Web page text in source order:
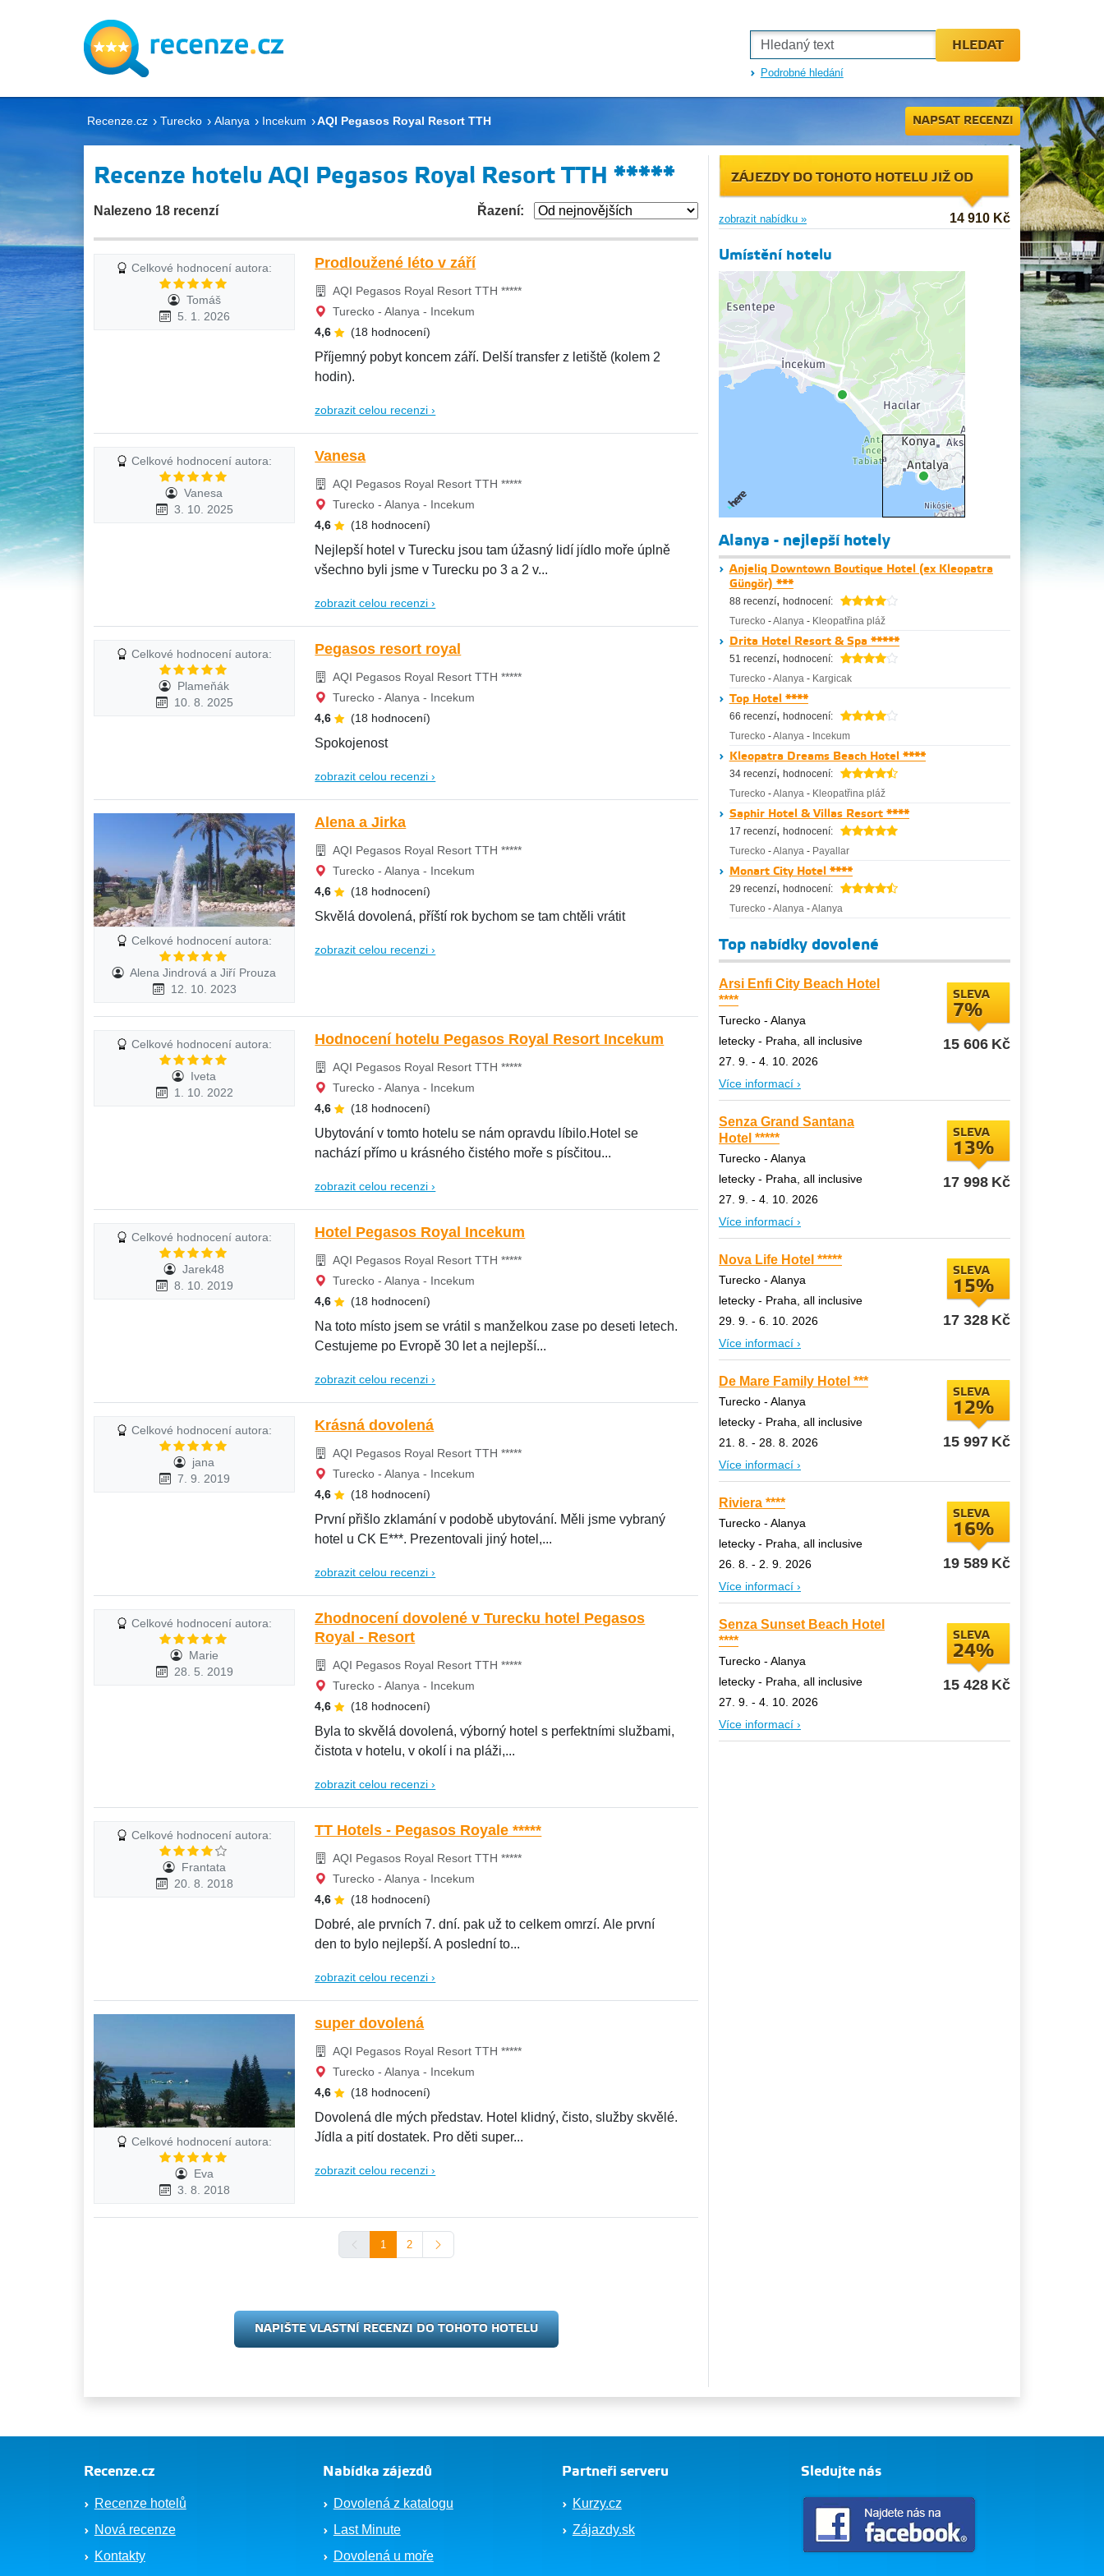
HLEDAT
Podrobné hledání
Recenze.cz Turecko Alanya Incekum AQI Pegasos Royal Resort TTH NAPSAT RECENZI
Recenze hotelu AQI Pegasos Royal Resort TTH *****
Nalezeno 18 recenzí Řazení:
Celkové hodnocení autora:
Tomáš
5. 1. 2026
Prodloužené léto v září
AQI Pegasos Royal Resort TTH *****
Turecko - Alanya - Incekum
4,6
(18 hodnocení)
Příjemný pobyt koncem září. Delší transfer z letiště (kolem 2
hodin).
zobrazit celou recenzi ›
Celkové hodnocení autora:
Vanesa
3. 10. 2025
Vanesa
AQI Pegasos Royal Resort TTH *****
Turecko - Alanya - Incekum
4,6
(18 hodnocení)
Nejlepší hotel v Turecku jsou tam úžasný lidí jídlo moře úplně
všechno byli jsme v Turecku po 3 a 2 v...
zobrazit celou recenzi ›
Celkové hodnocení autora:
Plameňák
10. 8. 2025
Pegasos resort royal
AQI Pegasos Royal Resort TTH *****
Turecko - Alanya - Incekum
4,6
(18 hodnocení)
Spokojenost
zobrazit celou recenzi ›
Celkové hodnocení autora:
Alena Jindrová a Jiří Prouza
12. 10. 2023
Alena a Jirka
AQI Pegasos Royal Resort TTH *****
Turecko - Alanya - Incekum
4,6
(18 hodnocení)
Skvělá dovolená, příští rok bychom se tam chtěli vrátit
zobrazit celou recenzi ›
Celkové hodnocení autora:
Iveta
1. 10. 2022
Hodnocení hotelu Pegasos Royal Resort Incekum
AQI Pegasos Royal Resort TTH *****
Turecko - Alanya - Incekum
4,6
(18 hodnocení)
Ubytování v tomto hotelu se nám opravdu líbilo.Hotel se
nachází přímo u krásného čistého moře s písčitou...
zobrazit celou recenzi ›
Celkové hodnocení autora:
Jarek48
8. 10. 2019
Hotel Pegasos Royal Incekum
AQI Pegasos Royal Resort TTH *****
Turecko - Alanya - Incekum
4,6
(18 hodnocení)
Na toto místo jsem se vrátil s manželkou zase po deseti letech.
Cestujeme po Evropě 30 let a nejlepší...
zobrazit celou recenzi ›
Celkové hodnocení autora:
jana
7. 9. 2019
Krásná dovolená
AQI Pegasos Royal Resort TTH *****
Turecko - Alanya - Incekum
4,6
(18 hodnocení)
První přišlo zklamání v podobě ubytování. Měli jsme vybraný
hotel u CK E***. Prezentovali jiný hotel,...
zobrazit celou recenzi ›
Celkové hodnocení autora:
Marie
28. 5. 2019
Zhodnocení dovolené v Turecku hotel Pegasos
Royal - Resort
AQI Pegasos Royal Resort TTH *****
Turecko - Alanya - Incekum
4,6
(18 hodnocení)
Byla to skvělá dovolená, výborný hotel s perfektními službami,
čistota v hotelu, v okolí i na pláži,...
zobrazit celou recenzi ›
Celkové hodnocení autora:
Frantata
20. 8. 2018
TT Hotels - Pegasos Royale *****
AQI Pegasos Royal Resort TTH *****
Turecko - Alanya - Incekum
4,6
(18 hodnocení)
Dobré, ale prvních 7. dní. pak už to celkem omrzí. Ale první
den to bylo nejlepší. A poslední to...
zobrazit celou recenzi ›
Celkové hodnocení autora:
Eva
3. 8. 2018
super dovolená
AQI Pegasos Royal Resort TTH *****
Turecko - Alanya - Incekum
4,6
(18 hodnocení)
Dovolená dle mých představ. Hotel klidný, čisto, služby skvělé.
Jídla a pití dostatek. Pro děti super...
zobrazit celou recenzi ›
1 2
NAPIŠTE VLASTNÍ RECENZI DO TOHOTO HOTELU
ZÁJEZDY DO TOHOTO HOTELU JIŽ OD
zobrazit nabídku » 14 910 Kč
Umístění hotelu
Alanya - nejlepší hotely
Anjeliq Downtown Boutique Hotel (ex Kleopatra
Güngör) ***
88 recenzí, hodnocení:
Turecko -Alanya - Kleopatřina pláž
Drita Hotel Resort & Spa *****
51 recenzí, hodnocení:
Turecko -Alanya - Kargicak
Top Hotel ****
66 recenzí, hodnocení:
Turecko -Alanya - Incekum
Kleopatra Dreams Beach Hotel ****
34 recenzí, hodnocení:
Turecko -Alanya - Kleopatřina pláž
Saphir Hotel & Villas Resort ****
17 recenzí, hodnocení:
Turecko -Alanya - Payallar
Monart City Hotel ****
29 recenzí, hodnocení:
Turecko -Alanya -Alanya
Top nabídky dovolené
Arsi Enfi City Beach Hotel
****
Turecko - Alanya
letecky - Praha, all inclusive
27. 9. - 4. 10. 2026
Více informací ›
SLEVA
7%
15 606 Kč
Senza Grand Santana
Hotel *****
Turecko - Alanya
letecky - Praha, all inclusive
27. 9. - 4. 10. 2026
Více informací ›
SLEVA
13%
17 998 Kč
Nova Life Hotel *****
Turecko - Alanya
letecky - Praha, all inclusive
29. 9. - 6. 10. 2026
Více informací ›
SLEVA
15%
17 328 Kč
De Mare Family Hotel ***
Turecko - Alanya
letecky - Praha, all inclusive
21. 8. - 28. 8. 2026
Více informací ›
SLEVA
12%
15 997 Kč
Riviera ****
Turecko - Alanya
letecky - Praha, all inclusive
26. 8. - 2. 9. 2026
Více informací ›
SLEVA
16%
19 589 Kč
Senza Sunset Beach Hotel
****
Turecko - Alanya
letecky - Praha, all inclusive
27. 9. - 4. 10. 2026
Více informací ›
SLEVA
24%
15 428 Kč
Recenze.cz
Recenze hotelů
Nová recenze
Kontakty
Nabídka zájezdů
Dovolená z katalogu
Last Minute
Dovolená u moře
Partneři serveru
Kurzy.cz
Zájazdy.sk
Sledujte nás